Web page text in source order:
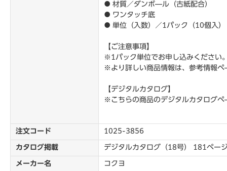
● 材質／ダンボ―ル（古紙配合）
● ワンタッチ底
● 単位（入数）／1パック（10個入
【ご注意事項】
※1パック単位でお申し込みください
※より詳しい商品情報は、参考情報
【デジタルカタログ】
※こちらの商品のデジタルカタログ
注文コード 1025-3856
カタログ掲載 デジタルカタログ（18号） 181ペー
メーカー名 コクヨ